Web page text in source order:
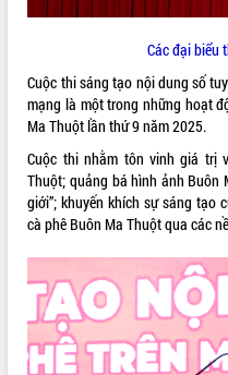
Các đại biểu
Cuộc thi sáng tạo nội dung số
mạng là một trong những hoạt
Ma Thuột lần thứ 9 năm 2025.
Cuộc thi nhằm tôn vinh giá trị
Thuột; quảng bá hình ảnh Buôn
giới”; khuyến khích sự sáng
cà phê Buôn Ma Thuột qua các